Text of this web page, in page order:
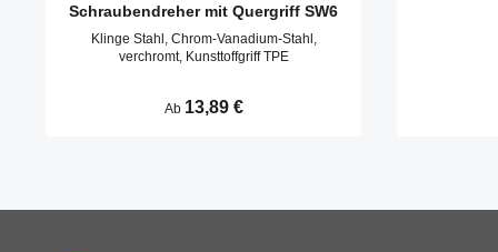
Schraubendreher mit Quergriff SW6
Klinge Stahl, Chrom-Vanadium-Stahl,
verchromt, Kunsttoffgriff TPE
Regulärer Preis:
Ab 13,89 €